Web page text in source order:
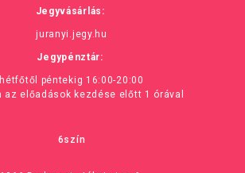
Jegyvásárlás:
juranyi.jegy.hu
Jegypénztár:
hétfőtől péntekig 16:00-20:00
az előadások kezdése előtt 1 órával
6szín